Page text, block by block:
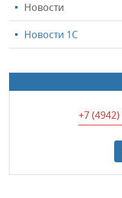
Новости
Новости 1С
+7 (4942)